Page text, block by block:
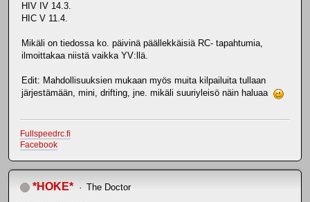
HIV IV 14.3.
HIC V 11.4.
Mikäli on tiedossa ko. päivinä päällekkäisiä RC- tapahtumia,
ilmoittakaa niistä vaikka YV:llä.
Edit: Mahdollisuuksien mukaan myös muita kilpailuita tullaan
järjestämään, mini, drifting, jne. mikäli suuriyleisö näin haluaa
Fullspeedrc.fi
Facebook
*HOKE* The Doctor